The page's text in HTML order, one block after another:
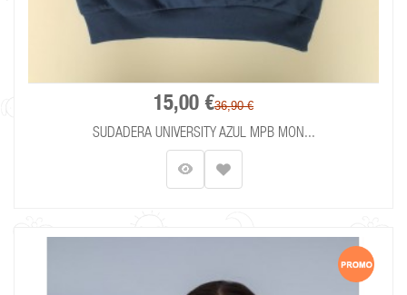
15,00 €36,90 €
SUDADERA UNIVERSITY AZUL MPB MON...